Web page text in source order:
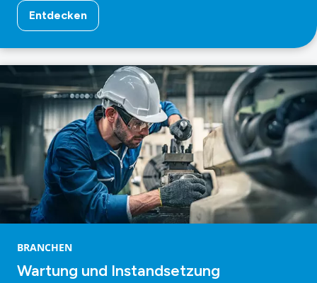
Entdecken
BRANCHEN
Wartung und Instandsetzung